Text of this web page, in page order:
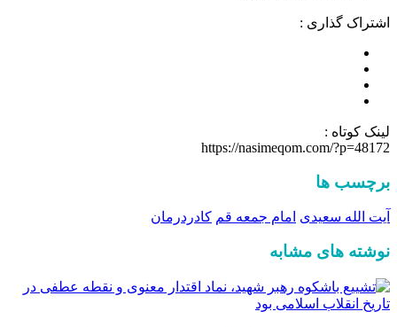
اشتراک گذاری :
لینک کوتاه :
https://nasimeqom.com/?p=48172
برچسب ها
آیت الله سعیدی امام جمعه قم کادردرمان
نوشته های مشابه